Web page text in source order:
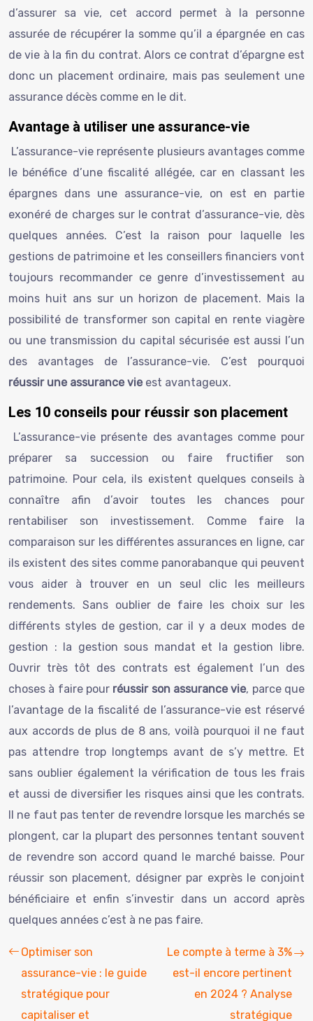
d’assurer sa vie, cet accord permet à la personne
assurée de récupérer la somme qu’il a épargnée en cas
de vie à la fin du contrat. Alors ce contrat d’épargne est
donc un placement ordinaire, mais pas seulement une
assurance décès comme en le dit.
Avantage à utiliser une assurance-vie
L’assurance-vie représente plusieurs avantages comme
le bénéfice d’une fiscalité allégée, car en classant les
épargnes dans une assurance-vie, on est en partie
exonéré de charges sur le contrat d’assurance-vie, dès
quelques années. C’est la raison pour laquelle les
gestions de patrimoine et les conseillers financiers vont
toujours recommander ce genre d’investissement au
moins huit ans sur un horizon de placement. Mais la
possibilité de transformer son capital en rente viagère
ou une transmission du capital sécurisée est aussi l’un
des avantages de l’assurance-vie. C’est pourquoi
réussir une assurance vie est avantageux.
Les 10 conseils pour réussir son placement
L’assurance-vie présente des avantages comme pour
préparer sa succession ou faire fructifier son
patrimoine. Pour cela, ils existent quelques conseils à
connaître afin d’avoir toutes les chances pour
rentabiliser son investissement. Comme faire la
comparaison sur les différentes assurances en ligne, car
ils existent des sites comme panorabanque qui peuvent
vous aider à trouver en un seul clic les meilleurs
rendements. Sans oublier de faire les choix sur les
différents styles de gestion, car il y a deux modes de
gestion : la gestion sous mandat et la gestion libre.
Ouvrir très tôt des contrats est également l’un des
choses à faire pour réussir son assurance vie, parce que
l’avantage de la fiscalité de l’assurance-vie est réservé
aux accords de plus de 8 ans, voilà pourquoi il ne faut
pas attendre trop longtemps avant de s’y mettre. Et
sans oublier également la vérification de tous les frais
et aussi de diversifier les risques ainsi que les contrats.
Il ne faut pas tenter de revendre lorsque les marchés se
plongent, car la plupart des personnes tentant souvent
de revendre son accord quand le marché baisse. Pour
réussir son placement, désigner par exprès le conjoint
bénéficiaire et enfin s’investir dans un accord après
quelques années c’est à ne pas faire.
Optimiser son
assurance-vie : le guide
stratégique pour
capitaliser et
Le compte à terme à 3%
est-il encore pertinent
en 2024 ? Analyse
stratégique